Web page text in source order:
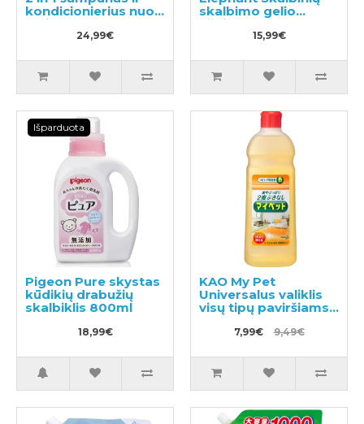
kondicionierius nuo
pleiskanų su
mentoliu 600ml
24,99€
skalbimo gelio
užpildas 540ml
15,99€
Išparduota
Pigeon Pure skystas
kūdikių drabužių
skalbiklis 800ml
18,99€
KAO My Pet
Universalus valiklis
visų tipų paviršiams
500ml
7,99€ 9,49€